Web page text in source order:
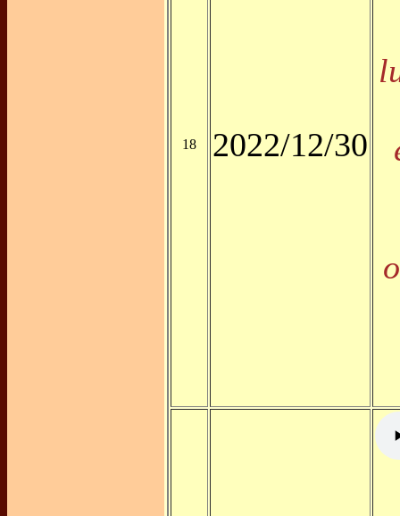
18 2022/12/30